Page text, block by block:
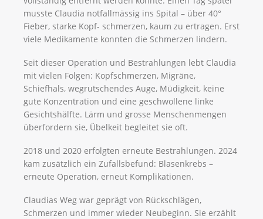
musste Claudia notfallmässig ins Spital – über 40°
Fieber, starke Kopf- schmerzen, kaum zu ertragen. Erst
viele Medikamente konnten die Schmerzen lindern.
Seit dieser Operation und Bestrahlungen lebt Claudia
mit vielen Folgen: Kopfschmerzen, Migräne,
Schiefhals, wegrutschendes Auge, Müdigkeit, keine
gute Konzentration und eine geschwollene linke
Gesichtshälfte. Lärm und grosse Menschenmengen
überfordern sie, Übelkeit begleitet sie oft.
2018 und 2020 erfolgten erneute Bestrahlungen. 2024
kam zusätzlich ein Zufallsbefund: Blasenkrebs –
erneute Operation, erneut Komplikationen.
Claudias Weg war geprägt von Rückschlägen,
Schmerzen und immer wieder Neubeginn. Sie erzählt